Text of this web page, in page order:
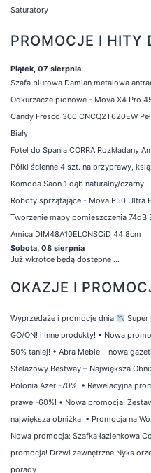
Saturatory
PROMOCJE I HITY
Piątek, 07 sierpnia
Szafa biurowa Damian metalowa
Odkurzacze pionowe - Mova X4 Pro
Candy Fresco 300 CNCQ2T620EW
Biały
Fotel do Spania CORRA Rozkładany
Półki ścienne 4 szt. na przyprawy,
Komoda Saon 1 dąb naturalny/czarny
Roboty sprzątające - Mova P50 Ultra
Tworzenie mapy pomieszczenia 74dB
Amica DIM48A10ELONSCiD 44,8cm
Sobota, 08 sierpnia
Już wkrótce będą dostępne ...
OKAZJE I
Wyprzedaże i promocje dnia
GO/ON! i inne produkty! • Nowa
50% taniej! • Abra Meble – nowa
Stelażowy Bestway – Największa
Polonia Azer -70%! • Rewelacyjna
prawe -60%! • Nowa promocja:
największa obniżka! • Promocja na
Nowa promocja: Szafka łazienkowa
promocja! Drzwi zewnętrzne Nyks
porady